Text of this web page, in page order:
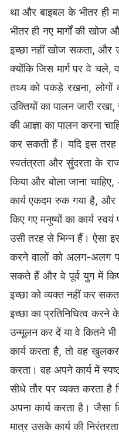
था और बाइबल के भीतर ही
भीतर ही नए मार्गों की
इच्छा नहीं खोज सकता, और
क्योंकि जिस मार्ग पर वे चले,
तथ्य को पकड़े रखना,
उक्तियों का पालन जारी
की आज्ञा का पालन करना
कर सकती हैं। यदि इस तरह
स्वतंत्रता और सुंदरता के
किया और बोला जाना
कार्य एकदम रुक गया है, और
किए गए मनुष्यों का कार्य
उसी तरह से भिन्न हैं। ऐसा
करने वालों को अलग-अलग
सकते हैं और वे पूर्व युग में किए
इच्छा को व्यक्त नहीं कर
इच्छा का प्रतिनिधित्व
उन्मूलन कर दें या वे कितने
कार्य करता है, तो वह
करता। वह अपने कार्य में
सीधे तौर पर व्यक्त करता
अपना कार्य करता है। जैसा
मात्र उसके कार्य की